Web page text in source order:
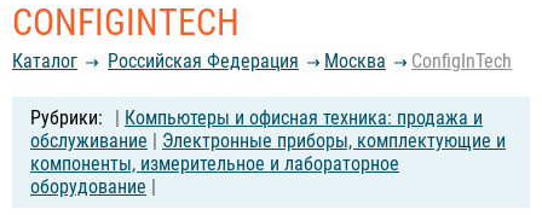
CONFIGINTECH
Каталог Российcкая Федерация Москва ConfigInTech
| Компьютеры и офисная техника: продажа и
обслуживание | Электронные приборы, комплектующие и
компоненты, измерительное и лабораторное
оборудование |